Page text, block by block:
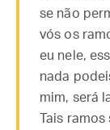
se não
vós os
eu nele,
nada
mim, será
Tais